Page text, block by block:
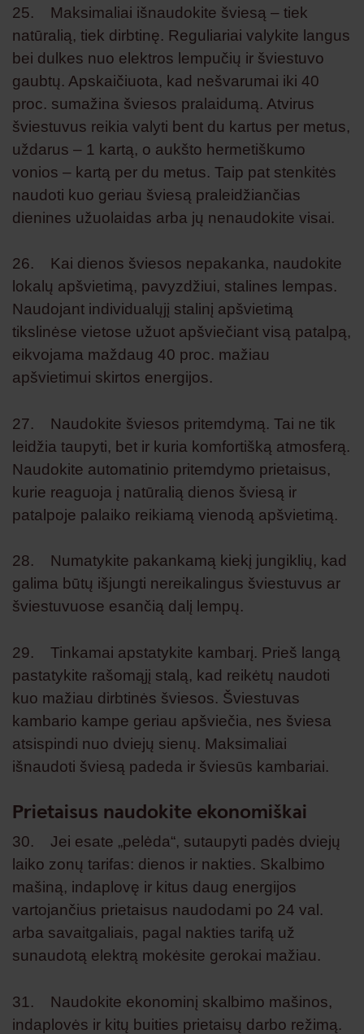
25. Maksimaliai išnaudokite šviesą – tiek
natūralią, tiek dirbtinę. Reguliariai valykite langus
bei dulkes nuo elektros lempučių ir šviestuvo
gaubtų. Apskaičiuota, kad nešvarumai iki 40
proc. sumažina šviesos pralaidumą. Atvirus
šviestuvus reikia valyti bent du kartus per metus,
uždarus – 1 kartą, o aukšto hermetiškumo
vonios – kartą per du metus. Taip pat stenkitės
naudoti kuo geriau šviesą praleidžiančias
dienines užuolaidas arba jų nenaudokite visai.
26. Kai dienos šviesos nepakanka, naudokite
lokalų apšvietimą, pavyzdžiui, stalines lempas.
Naudojant individualųjį stalinį apšvietimą
tikslinėse vietose užuot apšviečiant visą patalpą,
eikvojama maždaug 40 proc. mažiau
apšvietimui skirtos energijos.
27. Naudokite šviesos pritemdymą. Tai ne tik
leidžia taupyti, bet ir kuria komfortišką atmosferą.
Naudokite automatinio pritemdymo prietaisus,
kurie reaguoja į natūralią dienos šviesą ir
patalpoje palaiko reikiamą vienodą apšvietimą.
28. Numatykite pakankamą kiekį jungiklių, kad
galima būtų išjungti nereikalingus šviestuvus ar
šviestuvuose esančią dalį lempų.
29. Tinkamai apstatykite kambarį. Prieš langą
pastatykite rašomąjį stalą, kad reikėtų naudoti
kuo mažiau dirbtinės šviesos. Šviestuvas
kambario kampe geriau apšviečia, nes šviesa
atsispindi nuo dviejų sienų. Maksimaliai
išnaudoti šviesą padeda ir šviesūs kambariai.
Prietaisus naudokite ekonomiškai
30. Jei esate „pelėda“, sutaupyti padės dviejų
laiko zonų tarifas: dienos ir nakties. Skalbimo
mašiną, indaplovę ir kitus daug energijos
vartojančius prietaisus naudodami po 24 val.
arba savaitgaliais, pagal nakties tarifą už
sunaudotą elektrą mokėsite gerokai mažiau.
31. Naudokite ekonominį skalbimo mašinos,
indaplovės ir kitų buities prietaisų darbo režimą.